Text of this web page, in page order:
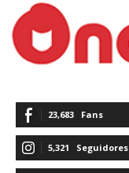
23,683 Fans
5,321 Seguidores